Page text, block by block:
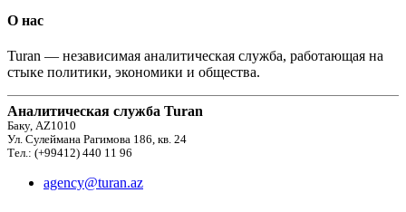
О нас
Turan — независимая аналитическая служба, работающая на
стыке политики, экономики и общества.
Аналитическая служба Turan
Баку, AZ1010
Ул. Сулеймана Рагимова 186, кв. 24
Тел.: (+99412) 440 11 96
agency@turan.az